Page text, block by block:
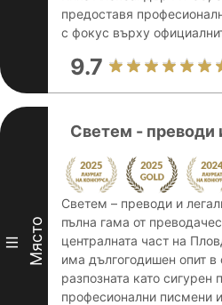
предоставя
с фокус върху
9.7
III Място
Светем - преводи
Светем – преводи и
пълна гама от
централната част на
има дългогодишен опит в
разпозната като сигурен
професионални писмени